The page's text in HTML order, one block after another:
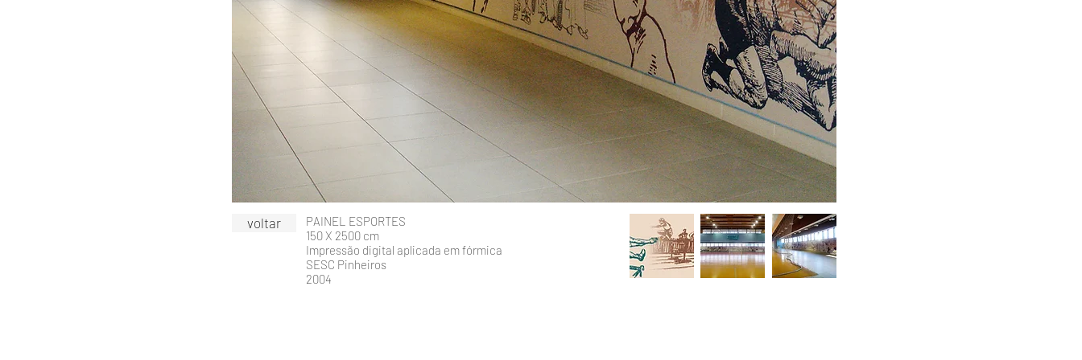
voltar
PAINEL ESPORTES
150 X 2500 cm
Impressão digital aplicada em fórmica
SESC Pinheiros
2004